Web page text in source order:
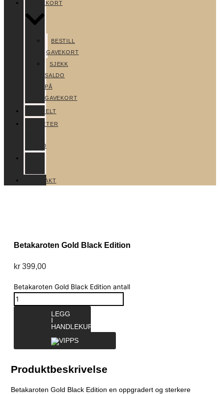
GAVEKORT
BESTILL
GAVEKORT
SJEKK
SALDO
PÅ
GAVEKORT
AKTUELT
NYHETER
TILBUD
KONTAKT
Betakaroten Gold Black Edition
kr 399,00
Betakaroten Gold Black Edition antall
LEGG
I
HANDLEKURV
Produktbeskrivelse
Betakaroten Gold Black Edition en oppgradert og sterkere